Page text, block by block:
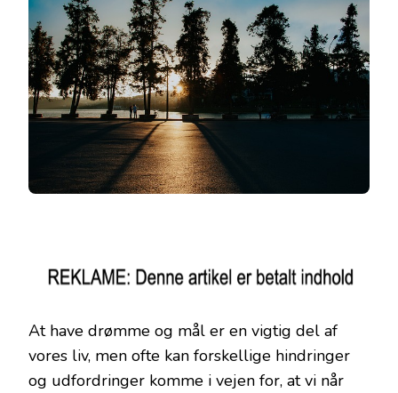
At have drømme og mål er en vigtig del af
vores liv, men ofte kan forskellige hindringer
og udfordringer komme i vejen for, at vi når